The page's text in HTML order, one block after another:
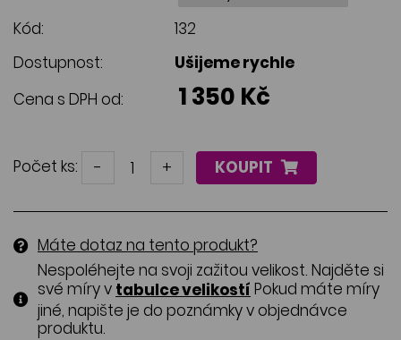
Kód:
132
Dostupnost:
Ušijeme rychle
Cena s DPH od:
1 350 Kč
Počet ks: - + KOUPIT
Máte dotaz na tento produkt?
Nespoléhejte na svoji zažitou velikost. Najděte si
své míry v tabulce velikostí Pokud máte míry
jiné, napište je do poznámky v objednávce
produktu.